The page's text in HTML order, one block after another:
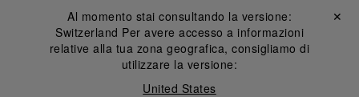
Al momento stai consultando la versione:
Switzerland Per avere accesso a informazioni
relative alla tua zona geografica, consigliamo di
utilizzare la versione:
United States
Chiudi ✕